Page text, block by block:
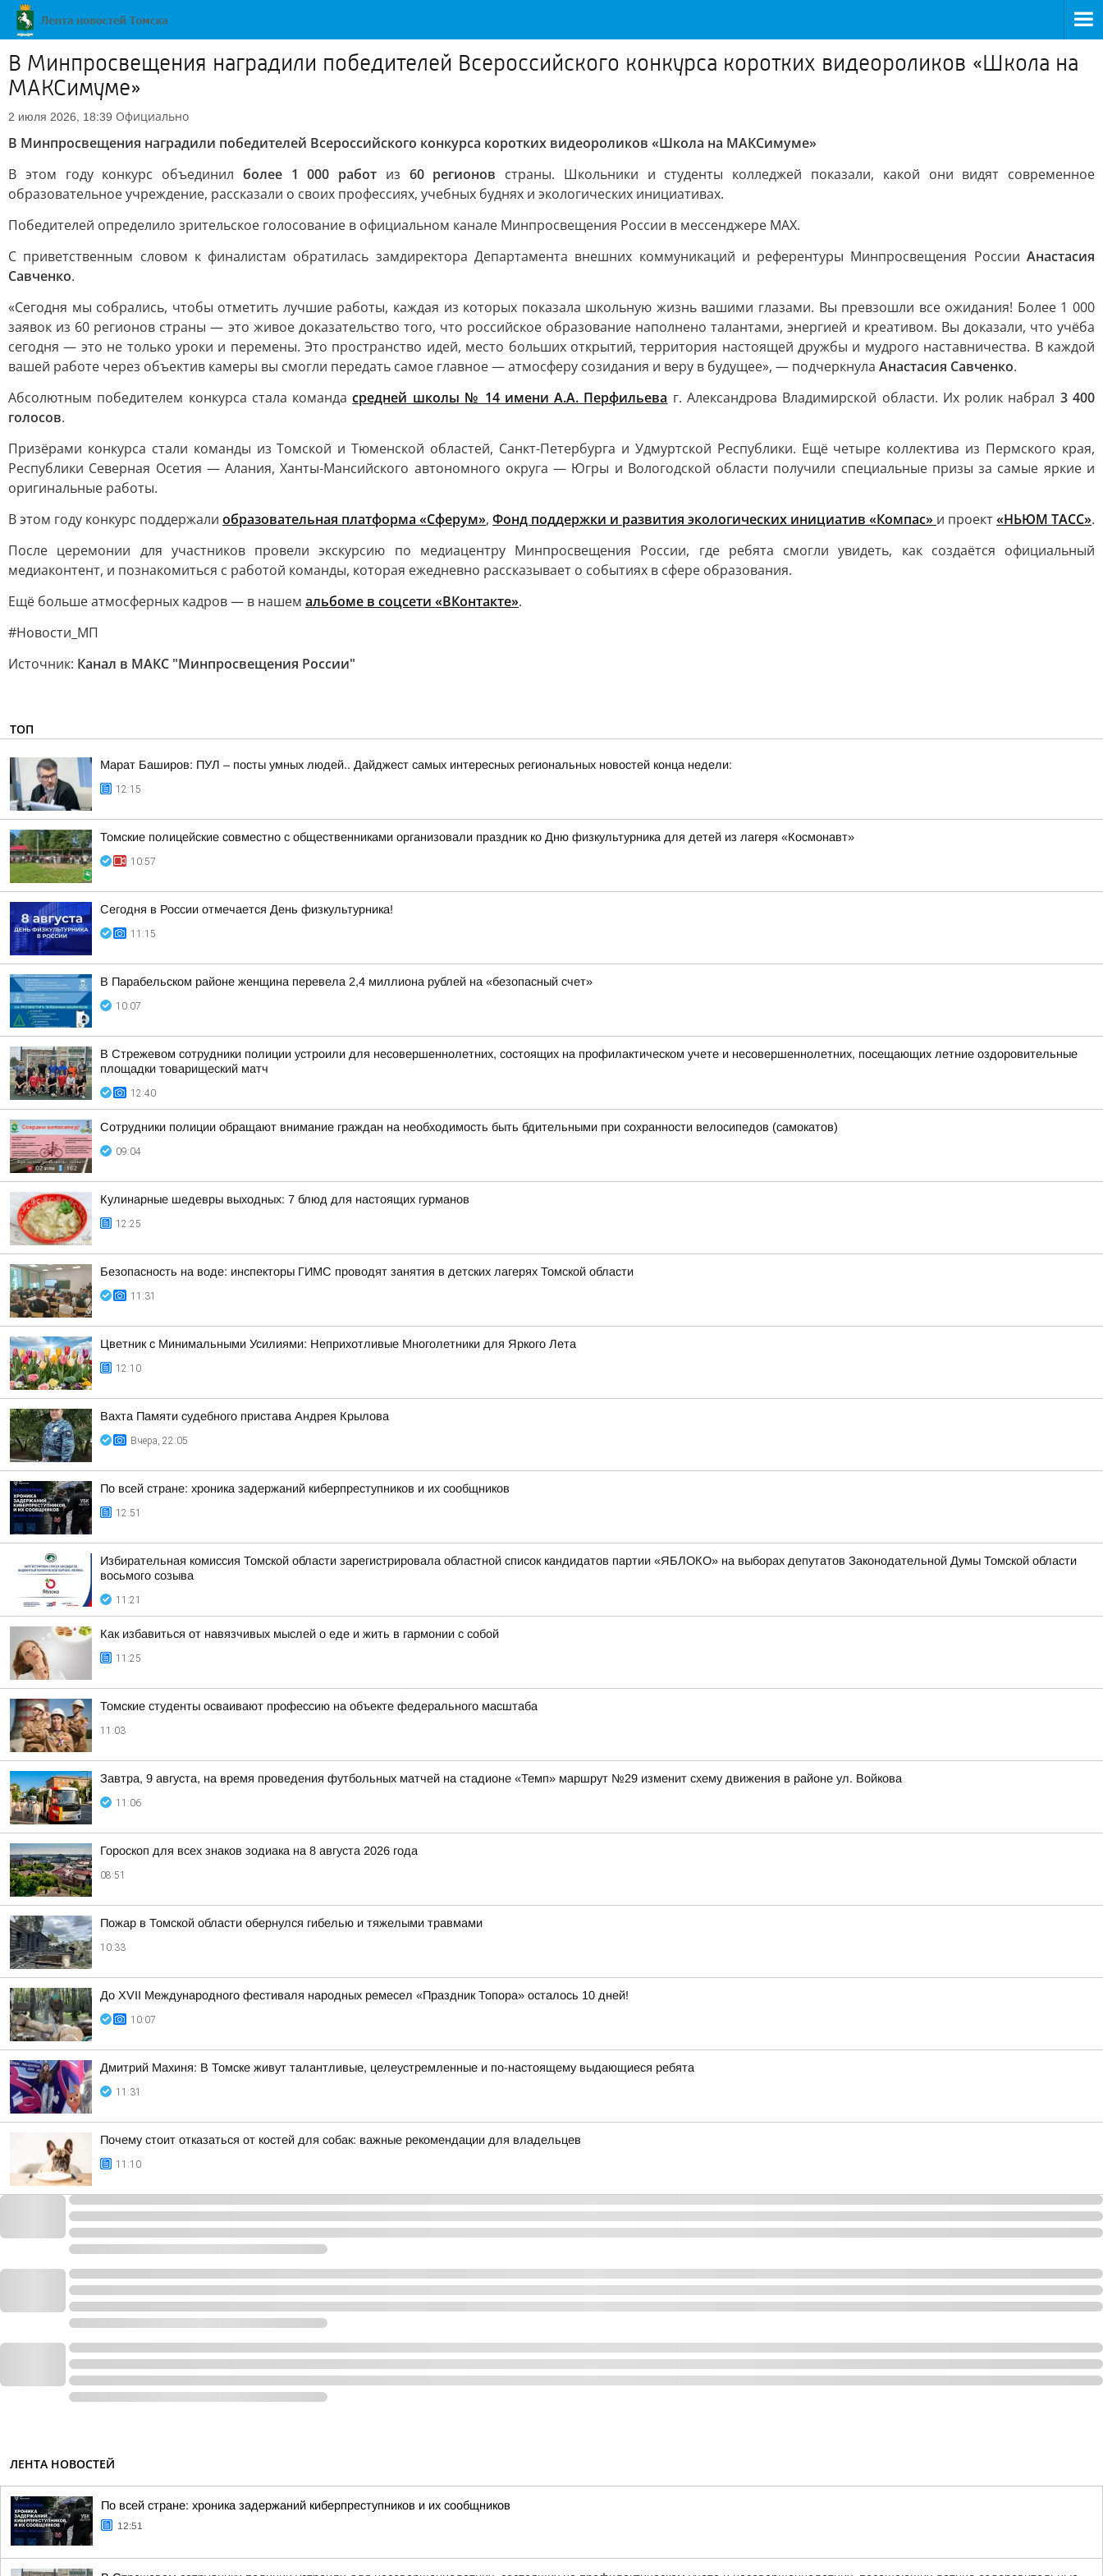
В Минпросвещения наградили победителей Всероссийского конкурса коротких видеороликов «Школа на
МАКСимуме»
2 июля 2026, 18:39 Официально
В Минпросвещения наградили победителей Всероссийского конкурса коротких видеороликов «Школа на МАКСимуме»
В этом году конкурс объединил более 1 000 работ из 60 регионов страны. Школьники и студенты колледжей показали, какой они видят современное
образовательное учреждение, рассказали о своих профессиях, учебных буднях и экологических инициативах.
Победителей определило зрительское голосование в официальном канале Минпросвещения России в мессенджере МАХ.
С приветственным словом к финалистам обратилась замдиректора Департамента внешних коммуникаций и референтуры Минпросвещения России Анастасия
Савченко.
«Сегодня мы собрались, чтобы отметить лучшие работы, каждая из которых показала школьную жизнь вашими глазами. Вы превзошли все ожидания! Более 1 000
заявок из 60 регионов страны — это живое доказательство того, что российское образование наполнено талантами, энергией и креативом. Вы доказали, что учёба
сегодня — это не только уроки и перемены. Это пространство идей, место больших открытий, территория настоящей дружбы и мудрого наставничества. В каждой
вашей работе через объектив камеры вы смогли передать самое главное — атмосферу созидания и веру в будущее», — подчеркнула Анастасия Савченко.
Абсолютным победителем конкурса стала командасредней школы № 14 имени А.А. Перфильева г. Александрова Владимирской области. Их ролик набрал 3 400
голосов.
Призёрами конкурса стали команды из Томской и Тюменской областей, Санкт-Петербурга и Удмуртской Республики. Ещё четыре коллектива из Пермского края,
Республики Северная Осетия — Алания, Ханты-Мансийского автономного округа — Югры и Вологодской области получили специальные призы за самые яркие и
оригинальные работы.
В этом году конкурс поддержали образовательная платформа «Сферум», Фонд поддержки и развития экологических инициатив «Компас» и проект«НЬЮМ ТАСС».
После церемонии для участников провели экскурсию по медиацентру Минпросвещения России, где ребята смогли увидеть, как создаётся официальный
медиаконтент, и познакомиться с работой команды, которая ежедневно рассказывает о событиях в сфере образования.
Ещё больше атмосферных кадров — в нашем альбоме в соцсети «ВКонтакте».
#Новости_МП
Источник: Канал в МАКС "Минпросвещения России"
ТОП
Марат Баширов: ПУЛ – посты умных людей.. Дайджест самых интересных региональных новостей конца недели:
12:15
Томские полицейские совместно с общественниками организовали праздник ко Дню физкультурника для детей из лагеря «Космонавт»
10:57
Сегодня в России отмечается День физкультурника!
11:15
В Парабельском районе женщина перевела 2,4 миллиона рублей на «безопасный счет»
10:07
В Стрежевом сотрудники полиции устроили для несовершеннолетних, состоящих на профилактическом учете и несовершеннолетних, посещающих летние оздоровительные
площадки товарищеский матч
12:40
Сотрудники полиции обращают внимание граждан на необходимость быть бдительными при сохранности велосипедов (самокатов)
09:04
Кулинарные шедевры выходных: 7 блюд для настоящих гурманов
12:25
Безопасность на воде: инспекторы ГИМС проводят занятия в детских лагерях Томской области
11:31
Цветник с Минимальными Усилиями: Неприхотливые Многолетники для Яркого Лета
12:10
Вахта Памяти судебного пристава Андрея Крылова
Вчера, 22:05
По всей стране: хроника задержаний киберпреступников и их сообщников
12:51
Избирательная комиссия Томской области зарегистрировала областной список кандидатов партии «ЯБЛОКО» на выборах депутатов Законодательной Думы Томской области
восьмого созыва
11:21
Как избавиться от навязчивых мыслей о еде и жить в гармонии с собой
11:25
Томские студенты осваивают профессию на объекте федерального масштаба
11:03
Завтра, 9 августа, на время проведения футбольных матчей на стадионе «Темп» маршрут №29 изменит схему движения в районе ул. Войкова
11:06
Гороскоп для всех знаков зодиака на 8 августа 2026 года
08:51
Пожар в Томской области обернулся гибелью и тяжелыми травмами
10:33
До XVII Международного фестиваля народных ремесел «Праздник Топора» осталось 10 дней!
10:07
Дмитрий Махиня: В Томске живут талантливые, целеустремленные и по-настоящему выдающиеся ребята
11:31
Почему стоит отказаться от костей для собак: важные рекомендации для владельцев
11:10
ЛЕНТА НОВОСТЕЙ
По всей стране: хроника задержаний киберпреступников и их сообщников
12:51